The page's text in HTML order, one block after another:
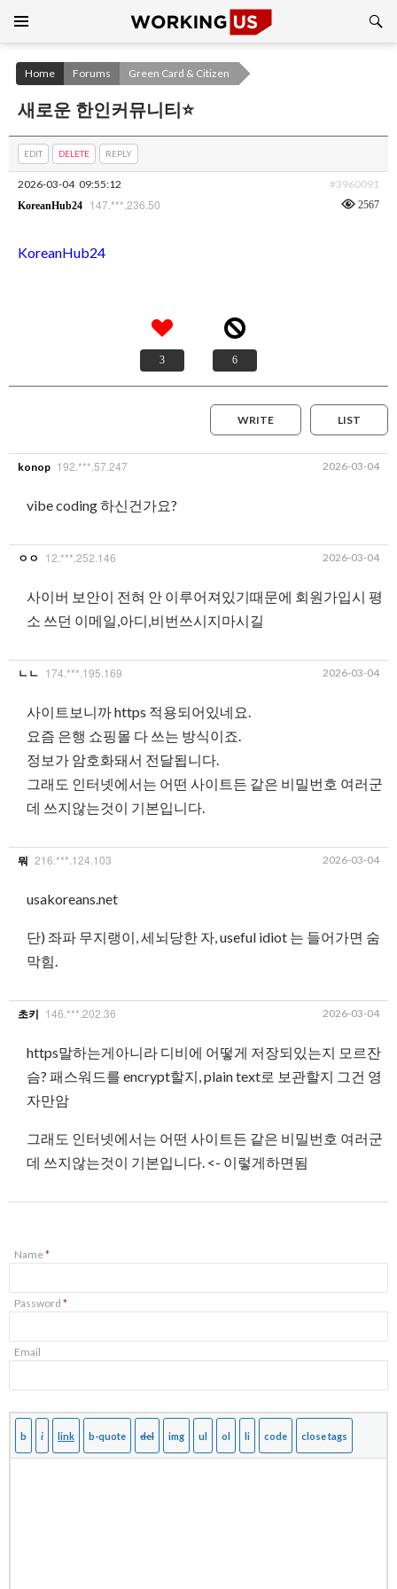
CONTENT
Home Forums Green Card & Citizen
새로운 한인커뮤니티⭐
EDIT DELETE REPLY
2026-03-04 09:55:12 #3960091
KoreanHub24 147.***.236.50 2567
KoreanHub24
3 6
LIST
WRITE
konop 192.***.57.247 2026-03-04
vibe coding 하신건가요?
ㅇㅇ 12.***.252.146 2026-03-04
사이버 보안이 전혀 안 이루어져있기때문에 회원가입시 평
소 쓰던 이메일,아디,비번쓰시지마시길
ㄴㄴ 174.***.195.169 2026-03-04
사이트보니까 https 적용되어있네요.
요즘 은행 쇼핑몰 다 쓰는 방식이죠.
정보가 암호화돼서 전달됩니다.
그래도 인터넷에서는 어떤 사이트든 같은 비밀번호 여러군
데 쓰지않는것이 기본입니다.
뭐 216.***.124.103 2026-03-04
usakoreans.net
단) 좌파 무지랭이, 세뇌당한 자, useful idiot 는 들어가면 숨
막힘.
초키 146.***.202.36 2026-03-04
https말하는게아니라 디비에 어떻게 저장되있는지 모르잔
슴? 패스워드를 encrypt할지, plain text로 보관할지 그건 영
자만암
그래도 인터넷에서는 어떤 사이트든 같은 비밀번호 여러군
데 쓰지않는것이 기본입니다. <- 이렇게하면됨
Name*
Password *
Email